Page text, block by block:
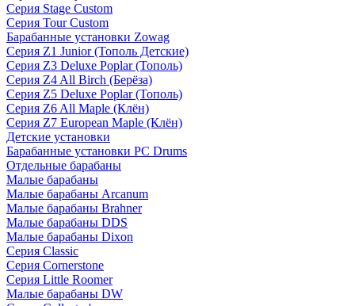
Серия Stage Custom
Серия Tour Custom
Барабанные установки Zowag
Серия Z1 Junior (Тополь Детские)
Серия Z3 Deluxe Poplar (Тополь)
Серия Z4 All Birch (Берёза)
Серия Z5 Deluxe Poplar (Тополь)
Серия Z6 All Maple (Клён)
Серия Z7 European Maple (Клён)
Детские установки
Барабанные установки PC Drums
Отдельные барабаны
Малые барабаны
Малые барабаны Arcanum
Малые барабаны Brahner
Малые барабаны DDS
Малые барабаны Dixon
Серия Classic
Серия Cornerstone
Серия Little Roomer
Малые барабаны DW